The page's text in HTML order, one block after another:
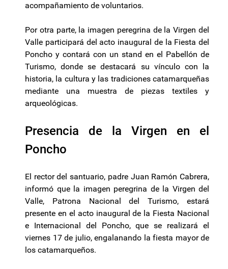
acompañamiento de voluntarios.
Por otra parte, la imagen peregrina de la Virgen del
Valle participará del acto inaugural de la Fiesta del
Poncho y contará con un stand en el Pabellón de
Turismo, donde se destacará su vínculo con la
historia, la cultura y las tradiciones catamarqueñas
mediante una muestra de piezas textiles y
arqueológicas.
Presencia de la Virgen en el
Poncho
El rector del santuario, padre Juan Ramón Cabrera,
informó que la imagen peregrina de la Virgen del
Valle, Patrona Nacional del Turismo, estará
presente en el acto inaugural de la Fiesta Nacional
e Internacional del Poncho, que se realizará el
viernes 17 de julio, engalanando la fiesta mayor de
los catamarqueños.